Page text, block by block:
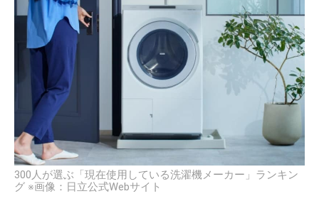
300人が選ぶ「現在使用している洗濯機メーカー」ランキン
グ ※画像：日立公式Webサイト